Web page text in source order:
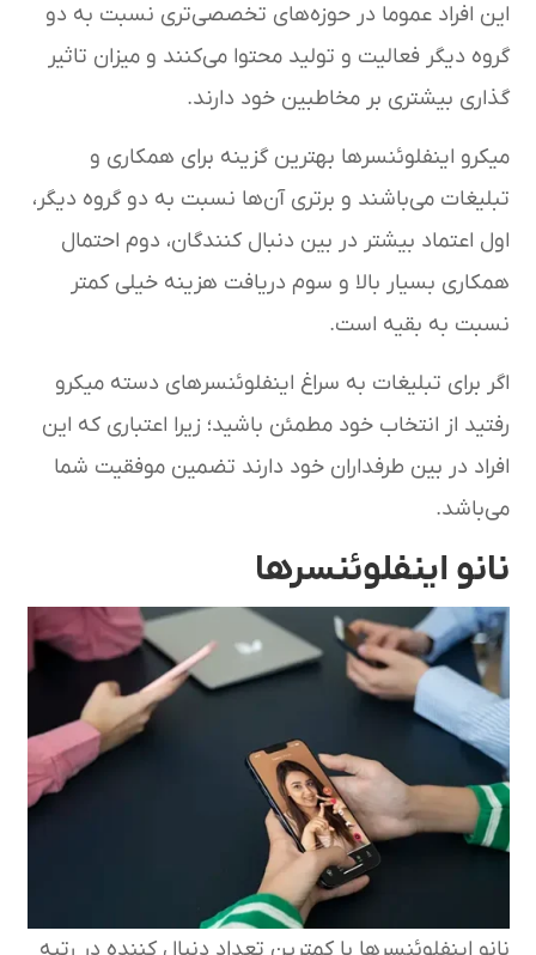
این افراد عموما در حوزه‌های تخصصی‌تری نسبت به دو
گروه دیگر فعالیت و تولید محتوا می‌کنند و میزان تاثیر
گذاری بیشتری بر مخاطبین خود دارند.
میکرو اینفلوئنسرها بهترین گزینه‌ برای همکاری و
تبلیغات می‌باشند و برتری آن‌ها نسبت به دو گروه دیگر،
اول اعتماد بیشتر در بین دنبال کنندگان، دوم احتمال
همکاری بسیار بالا و سوم دریافت هزینه خیلی کمتر
نسبت به بقیه است.
اگر برای تبلیغات به سراغ اینفلوئنسرهای دسته میکرو
رفتید از انتخاب خود مطمئن باشید؛ زیرا اعتباری که این
افراد در بین طرفداران خود دارند تضمین موفقیت شما
می‌باشد.
نانو اینفلوئنسرها